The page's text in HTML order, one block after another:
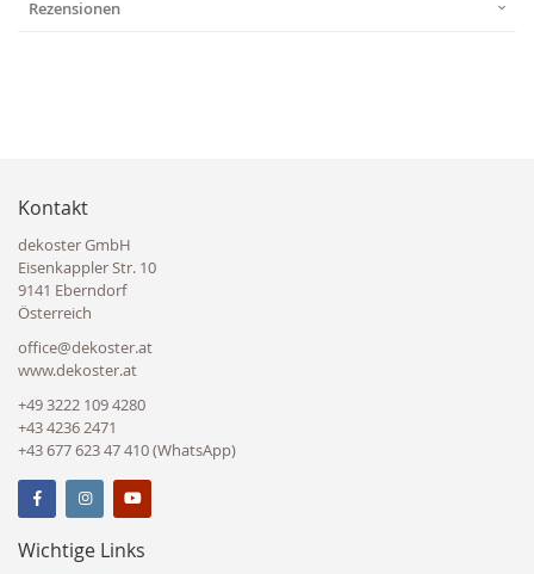
Rezensionen
Kontakt
dekoster GmbH
Eisenkappler Str. 10
9141 Eberndorf
Österreich
office@dekoster.at
www.dekoster.at
+49 3222 109 4280
+43 4236 2471
+43 677 623 47 410 (WhatsApp)
Wichtige Links